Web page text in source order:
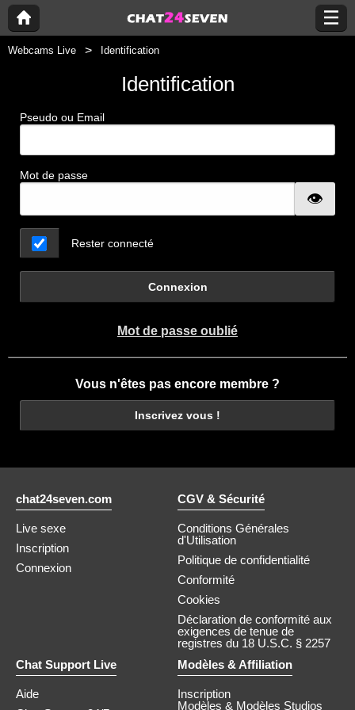
Webcams Live Identification
Identification
Pseudo ou Email
Mot de passe
Rester connecté
Connexion
Mot de passe oublié
Vous n'êtes pas encore membre ?
Inscrivez vous !
chat24seven.com
Live sexe
Inscription
Connexion
CGV & Sécurité
Conditions Générales
d'Utilisation
Politique de confidentialité
Conformité
Cookies
Déclaration de conformité aux
exigences de tenue de
registres du 18 U.S.C. § 2257
Chat Support Live
Aide
Modèles & Affiliation
Inscription
Modèles & Modèles Studios